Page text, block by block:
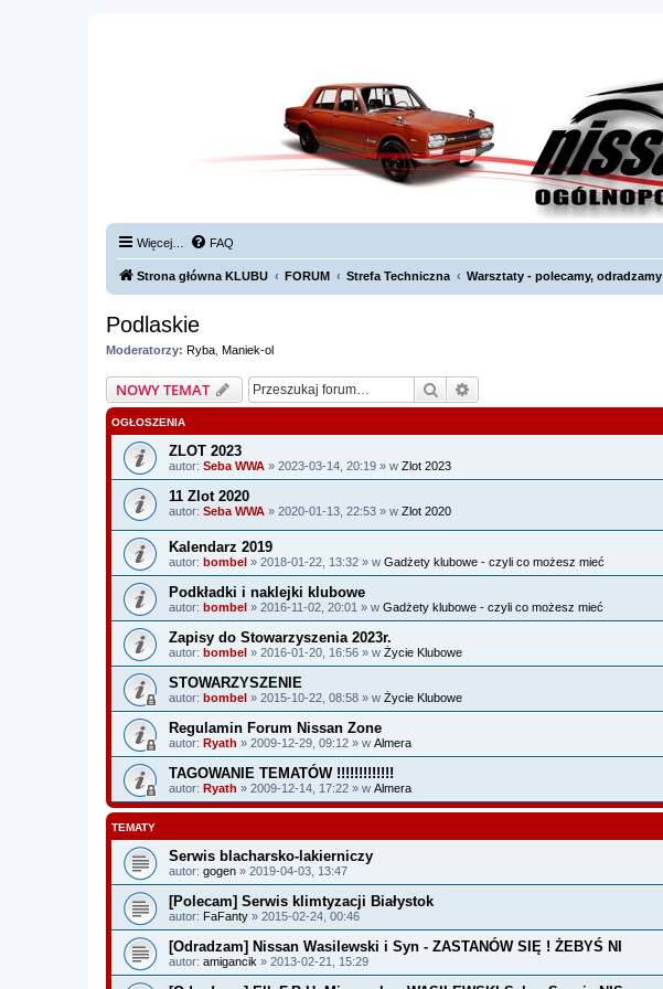
Więcej… FAQ
Strona główna KLUBU FORUM Strefa Techniczna Warsztaty - polecamy, odradzamy
Podlaskie
Moderatorzy: Ryba Maniek-ol
NOWY TEMAT Szukaj
OGŁOSZENIA
ZLOT 2023
autor: Seba WWA » 2023-03-14, 20:19 » w Zlot 2023
11 Zlot 2020
autor: Seba WWA » 2020-01-13, 22:53 » w Zlot 2020
Kalendarz 2019
autor: bombel » 2018-01-22, 13:32 » w Gadżety klubowe - czyli co możesz mieć
Podkładki i naklejki klubowe
autor: bombel » 2016-11-02, 20:01 » w Gadżety klubowe - czyli co możesz mieć
Zapisy do Stowarzyszenia 2023r.
autor: bombel » 2016-01-20, 16:56 » w Życie Klubowe
STOWARZYSZENIE
autor: bombel » 2015-10-22, 08:58 » w Życie Klubowe
Regulamin Forum Nissan Zone
autor: Ryath » 2009-12-29, 09:12 » w Almera
TAGOWANIE TEMATÓW !!!!!!!!!!!!!
autor: Ryath » 2009-12-14, 17:22 » w Almera
TEMATY
Serwis blacharsko-lakierniczy
autor: gogen » 2019-04-03, 13:47
[Polecam] Serwis klimtyzacji Białystok
autor: FaFanty » 2015-02-24, 00:46
[Odradzam] Nissan Wasilewski i Syn - ZASTANÓW SIĘ ! ŻEBYŚ NI
autor: amigancik » 2013-02-21, 15:29